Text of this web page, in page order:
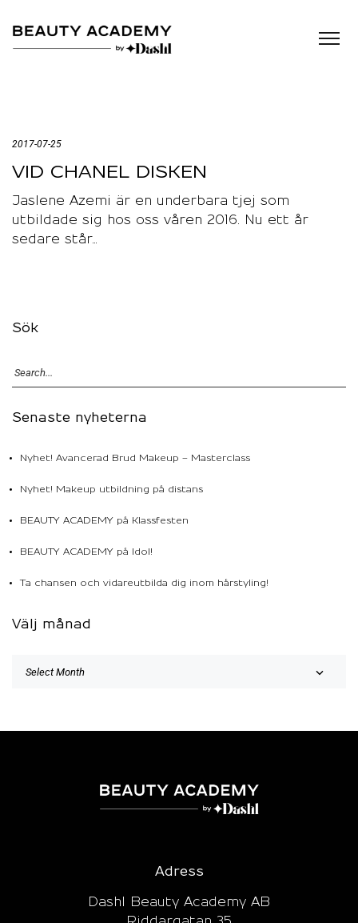
2017-07-25
VID CHANEL DISKEN
Jaslene Azemi är en underbara tjej som
utbildade sig hos oss våren 2016. Nu ett år
sedare står…
Sök
Senaste nyheterna
Nyhet! Avancerad Brud Makeup – Masterclass
Nyhet! Makeup utbildning på distans
BEAUTY ACADEMY på Klassfesten
BEAUTY ACADEMY på Idol!
Ta chansen och vidareutbilda dig inom hårstyling!
Välj månad
Adress
Dashl Beauty Academy AB